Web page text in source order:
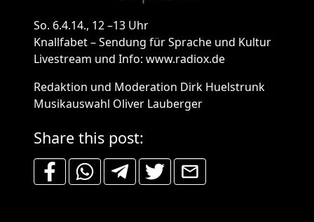
So. 6.4.14., 12 –13 Uhr
Knallfabet – Sendung für Sprache und Kultur
Livestream und Info: www.radiox.de
Redaktion und Moderation Dirk Huelstrunk
Musikauswahl Oliver Lauberger
Share this post: